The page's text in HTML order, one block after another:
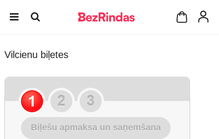
Vilcienu biļetes
Biļešu apmaksa un saņemšana